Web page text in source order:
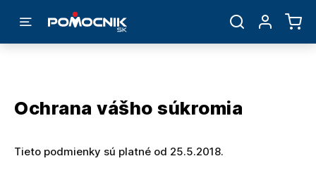
Ochrana vášho súkromia
Tieto podmienky sú platné od 25.5.2018.